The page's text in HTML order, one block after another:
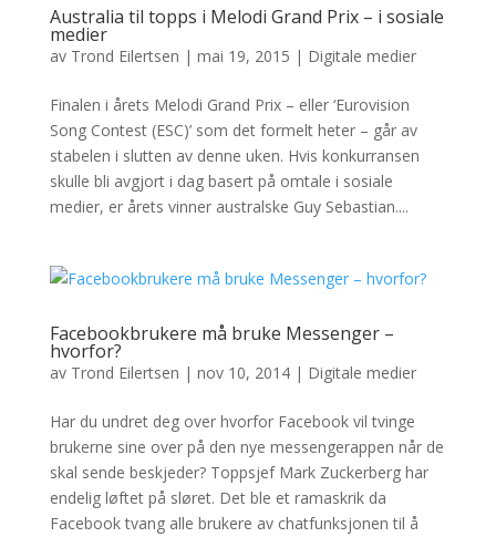
Australia til topps i Melodi Grand Prix – i sosiale
medier
av Trond Eilertsen | mai 19, 2015 | Digitale medier
Finalen i årets Melodi Grand Prix – eller ‘Eurovision
Song Contest (ESC)’ som det formelt heter – går av
stabelen i slutten av denne uken. Hvis konkurransen
skulle bli avgjort i dag basert på omtale i sosiale
medier, er årets vinner australske Guy Sebastian....
Facebookbrukere må bruke Messenger –
hvorfor?
av Trond Eilertsen | nov 10, 2014| Digitale medier
Har du undret deg over hvorfor Facebook vil tvinge
brukerne sine over på den nye messengerappen når de
skal sende beskjeder? Toppsjef Mark Zuckerberg har
endelig løftet på sløret. Det ble et ramaskrik da
Facebook tvang alle brukere av chatfunksjonen til å